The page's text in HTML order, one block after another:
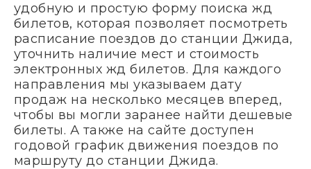
удобную и простую форму поиска жд
билетов, которая позволяет посмотреть
расписание поездов до станции Джида,
уточнить наличие мест и стоимость
электронных жд билетов. Для каждого
направления мы указываем дату
продаж на несколько месяцев вперед,
чтобы вы могли заранее найти дешевые
билеты. А также на сайте доступен
годовой график движения поездов по
маршруту до станции Джида.